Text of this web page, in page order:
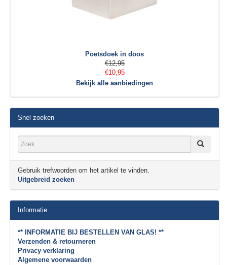
Poetsdoek in doos
€12,95
€10,95
Bekijk alle aanbiedingen
Snel zoeken
Gebruik trefwoorden om het artikel te vinden.
Uitgebreid zoeken
Informatie
** INFORMATIE BIJ BESTELLEN VAN GLAS! **
Verzenden & retourneren
Privacy verklaring
Algemene voorwaarden